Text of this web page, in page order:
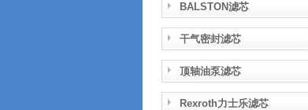
BALSTON滤芯
干气密封滤芯
顶轴油泵滤芯
Rexroth力士乐滤芯